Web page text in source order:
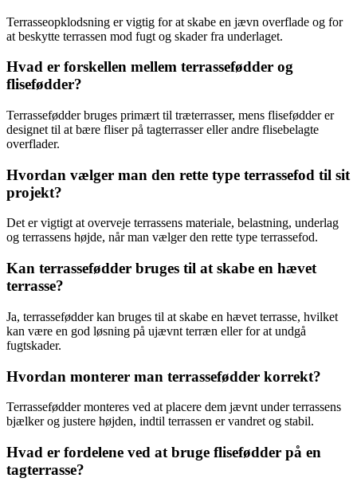
Terrasseopklodsning er vigtig for at skabe en jævn overflade og for
at beskytte terrassen mod fugt og skader fra underlaget.
Hvad er forskellen mellem terrassefødder og
flisefødder?
Terrassefødder bruges primært til træterrasser, mens flisefødder er
designet til at bære fliser på tagterrasser eller andre flisebelagte
overflader.
Hvordan vælger man den rette type terrassefod til sit
projekt?
Det er vigtigt at overveje terrassens materiale, belastning, underlag
og terrassens højde, når man vælger den rette type terrassefod.
Kan terrassefødder bruges til at skabe en hævet
terrasse?
Ja, terrassefødder kan bruges til at skabe en hævet terrasse, hvilket
kan være en god løsning på ujævnt terræn eller for at undgå
fugtskader.
Hvordan monterer man terrassefødder korrekt?
Terrassefødder monteres ved at placere dem jævnt under terrassens
bjælker og justere højden, indtil terrassen er vandret og stabil.
Hvad er fordelene ved at bruge flisefødder på en
tagterrasse?